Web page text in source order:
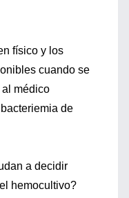
físico y los
cuando se
médico
de
a decidir
hemocultivo?